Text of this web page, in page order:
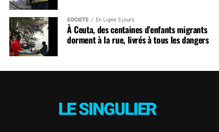
SOCIÉTÉ En Ligne 3 jours
À Ceuta, des centaines d’enfants migrants
dorment à la rue, livrés à tous les dangers